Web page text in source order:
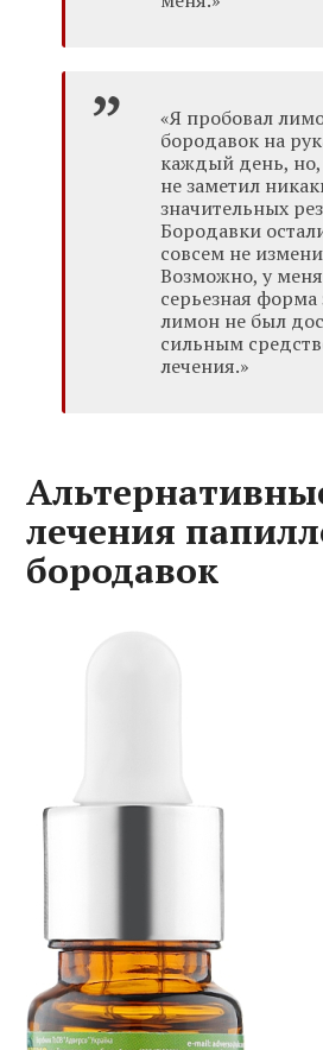
«Я пробовал
бородавок на
каждый день,
не заметил
значительных
Бородавки
совсем не
Возможно, у
серьезная форма
лимон не был
сильным
лечения.»
лечения
бородавок